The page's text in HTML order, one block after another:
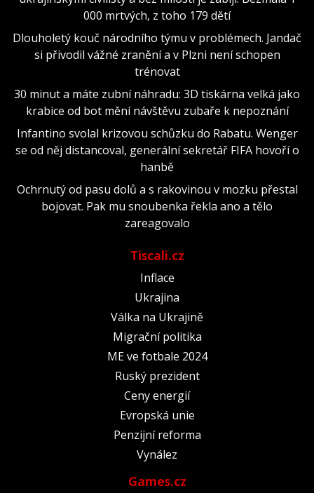
000 mrtvých, z toho 179 dětí
Dlouholetý kouč národního týmu v problémech. Jandač
si přivodil vážné zranění a v Plzni není schopen
trénovat
30 minut a máte zubní náhradu: 3D tiskárna velká jako
krabice od bot mění návštěvu zubaře k nepoznání
Infantino svolal krizovou schůzku do Rabatu. Wenger
se od něj distancoval, generální sekretář FIFA hovoří o
hanbě
Ochrnutý od pasu dolů a s rakovinou v mozku přestal
bojovat. Pak mu snoubenka řekla ano a tělo
zareagovalo
Tiscali.cz
Inflace
Ukrajina
Válka na Ukrajině
Migrační politika
ME ve fotbale 2024
Ruský prezident
Ceny energií
Evropská unie
Penzijní reforma
Vynález
Games.cz